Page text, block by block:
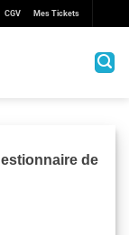
CGV Mes Tickets
de